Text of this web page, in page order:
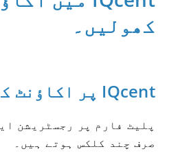
کھولیں۔
IQcent پر اکاؤنٹ کھولیں۔
پلیٹ فارم پر رجسٹریشن
صرف چند کلکس ہوتے ہیں۔